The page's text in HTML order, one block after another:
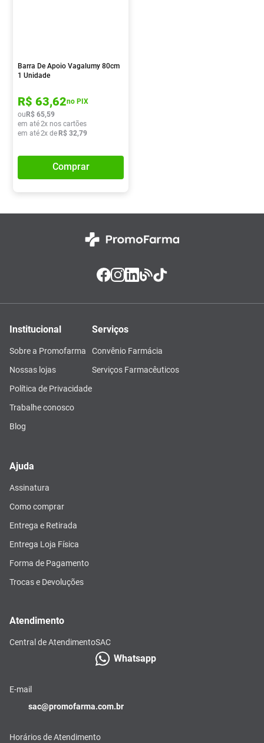
Barra De Apoio Vagalumy 80cm
1 Unidade
R$ 63,62no PIX
ouR$ 65,59
em até2x nos cartões
em até2x deR$ 32,79
Comprar
Institucional
Sobre a Promofarma
Nossas lojas
Política de Privacidade
Trabalhe conosco
Blog
Serviços
Convênio Farmácia
Serviços Farmacêuticos
Ajuda
Assinatura
Como comprar
Entrega e Retirada
Entrega Loja Física
Forma de Pagamento
Trocas e Devoluções
Atendimento
Central de AtendimentoSAC
Whatsapp
E-mail
sac@promofarma.com.br
Horários de Atendimento